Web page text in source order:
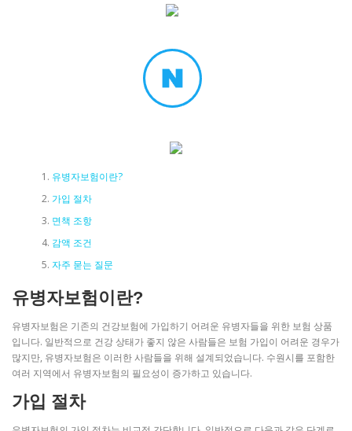
유병자보험이란?
가입 절차
면책 조항
감액 조건
자주 묻는 질문
유병자보험이란?
유병자보험은 기존의 건강보험에 가입하기 어려운 유병자들을 위한 보험 상품
입니다. 일반적으로 건강 상태가 좋지 않은 사람들은 보험 가입이 어려운 경우가
많지만, 유병자보험은 이러한 사람들을 위해 설계되었습니다. 수원시를 포함한
여러 지역에서 유병자보험의 필요성이 증가하고 있습니다.
가입 절차